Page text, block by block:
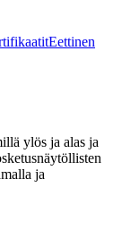
Eettinen
ylös ja alas ja
ja